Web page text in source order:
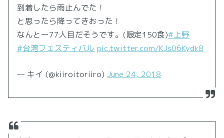
到着したら雨止んでた！
と思ったら降ってきおった！
なんとー77人目だそうです。(限定150食)#上野
#台湾フェスティバル pic.twitter.com/KJs06Kydk8
— キイ (@kiiroitoriiro)June 24, 2018